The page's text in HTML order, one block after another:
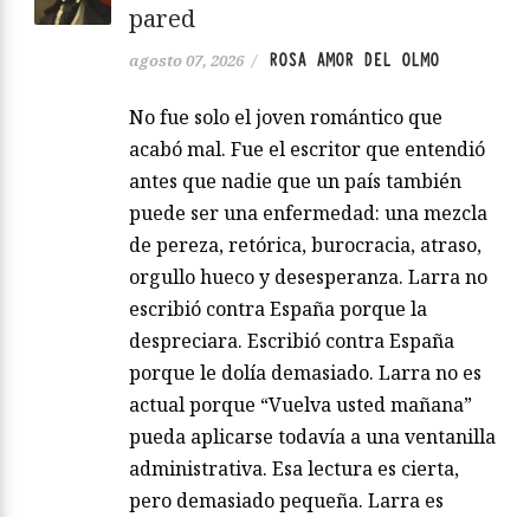
pared
agosto 07, 2026 / ROSA AMOR DEL OLMO
No fue solo el joven romántico que
acabó mal. Fue el escritor que entendió
antes que nadie que un país también
puede ser una enfermedad: una mezcla
de pereza, retórica, burocracia, atraso,
orgullo hueco y desesperanza. Larra no
escribió contra España porque la
despreciara. Escribió contra España
porque le dolía demasiado. Larra no es
actual porque “Vuelva usted mañana”
pueda aplicarse todavía a una ventanilla
administrativa. Esa lectura es cierta,
pero demasiado pequeña. Larra es